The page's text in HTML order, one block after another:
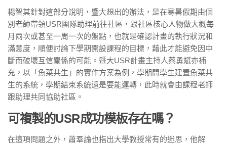
楊智其針對這部分說明，暨大想出的辦法，是在寒暑假期由個
別老師帶領USR團隊助理前往社區，跟社區核心人物做大概每
月兩次或甚至一周一次的盤點，也就是確認計畫的執行狀況和
滿意度，順便討論下學期開設課程的目標，藉此才能避免因中
斷而破壞互信關係的可能。暨大USR計畫主持人蔡勇斌亦補
充，以「魚菜共生」的實作方案為例，學期間學生建置魚菜共
生的系統，學期結束系統還是要能運轉，此時就會由課程老師
跟助理共同協助社區。
可複製的USR成功模板存在嗎？
在這項問題之外，蕭羣諭也指出大學教授常有的迷思，他解